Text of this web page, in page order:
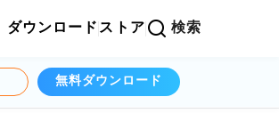
ダウンロード ストア 検索
無料ダウンロード